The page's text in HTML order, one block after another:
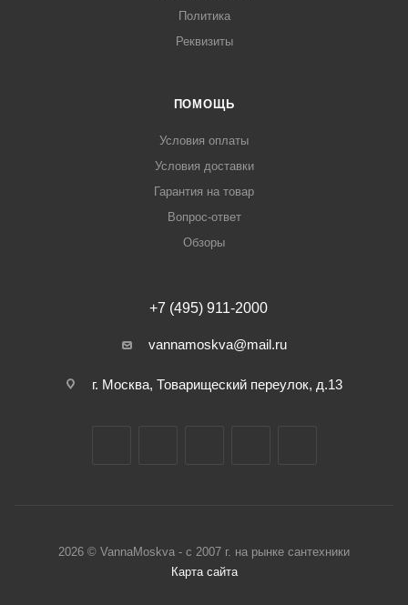
Политика
Реквизиты
ПОМОЩЬ
Условия оплаты
Условия доставки
Гарантия на товар
Вопрос-ответ
Обзоры
+7 (495) 911-2000
vannamoskva@mail.ru
г. Москва, Товарищеский переулок, д.13
2026 © VannaMoskva - с 2007 г. на рынке сантехники
Карта сайта